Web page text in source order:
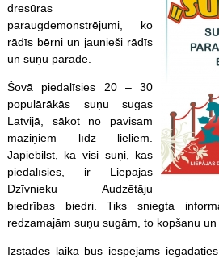
dresūras
paraugdemonstrējumi, ko
rādīs bērni un jaunieši rādīs
un suņu parāde.
Šovā piedalīsies 20 – 30
populārākās suņu sugas
Latvijā, sākot no pavisam
maziņiem līdz lieliem.
Jāpiebilst, ka visi suņi, kas
piedalīsies, ir Liepājas
Dzīvnieku Audzētāju
biedrības biedri. Tiks sniegta
redzamajām suņu sugām, to kopšanu
Izstādes laikā būs iespējams